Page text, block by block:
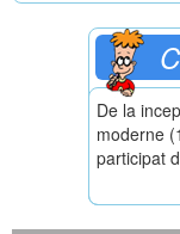
De la
moderne
participat